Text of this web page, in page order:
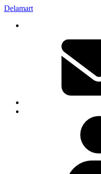
Delamart